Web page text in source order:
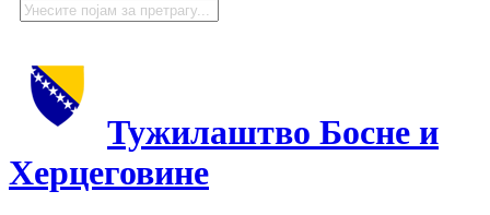
Тужилаштво Босне и
Херцеговине